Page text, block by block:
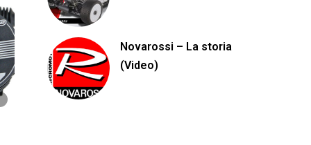
Novarossi – La storia
(Video)